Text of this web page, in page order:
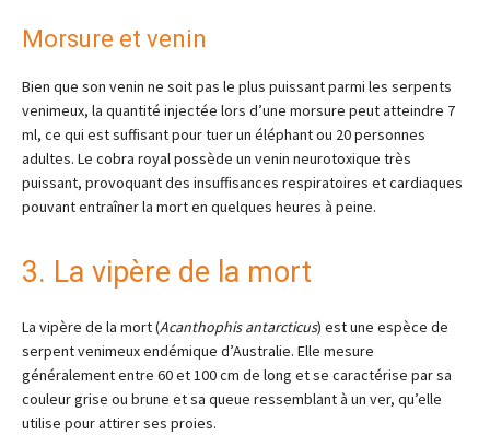
Morsure et venin
Bien que son venin ne soit pas le plus puissant parmi les serpents
venimeux, la quantité injectée lors d’une morsure peut atteindre 7
ml, ce qui est suffisant pour tuer un éléphant ou 20 personnes
adultes. Le cobra royal possède un venin neurotoxique très
puissant, provoquant des insuffisances respiratoires et cardiaques
pouvant entraîner la mort en quelques heures à peine.
3. La vipère de la mort
La vipère de la mort (Acanthophis antarcticus) est une espèce de
serpent venimeux endémique d’Australie. Elle mesure
généralement entre 60 et 100 cm de long et se caractérise par sa
couleur grise ou brune et sa queue ressemblant à un ver, qu’elle
utilise pour attirer ses proies.